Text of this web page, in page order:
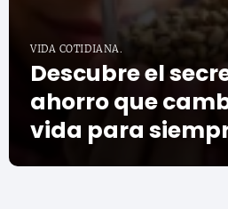
VIDA COTIDIANA.
Descubre el
ahorro que
vida para